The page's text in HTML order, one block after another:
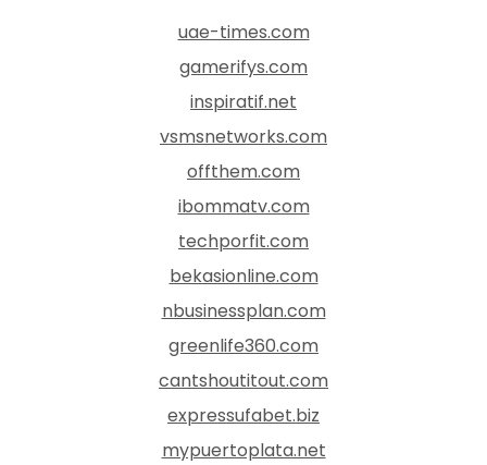
uae-times.com
gamerifys.com
inspiratif.net
vsmsnetworks.com
offthem.com
ibommatv.com
techporfit.com
bekasionline.com
nbusinessplan.com
greenlife360.com
cantshoutitout.com
expressufabet.biz
mypuertoplata.net